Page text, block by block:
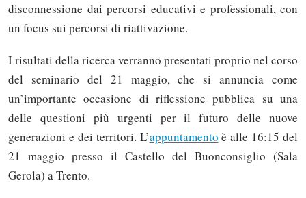
disconnessione dai percorsi educativi e professionali, con
un focus sui percorsi di riattivazione.
I risultati della ricerca verranno presentati proprio nel corso
del seminario del 21 maggio, che si annuncia come
un’importante occasione di riflessione pubblica su una
delle questioni più urgenti per il futuro delle nuove
generazioni e dei territori. L’appuntamento è alle 16:15 del
21 maggio presso il Castello del Buonconsiglio (Sala
Gerola) a Trento.